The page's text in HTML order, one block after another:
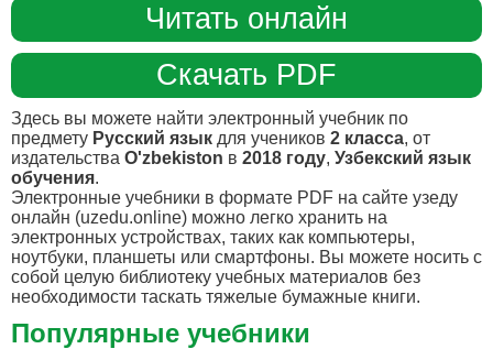
Читать онлайн
Скачать PDF
Здесь вы можете найти электронный учебник по
предмету Русский язык для учеников 2 класса, от
издательства O'zbekiston в 2018 году, Узбекский язык
обучения.
Электронные учебники в формате PDF на сайте узеду
онлайн (uzedu.online) можно легко хранить на
электронных устройствах, таких как компьютеры,
ноутбуки, планшеты или смартфоны. Вы можете носить с
собой целую библиотеку учебных материалов без
необходимости таскать тяжелые бумажные книги.
Популярные учебники